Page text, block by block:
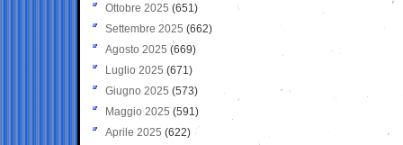
Ottobre 2025 (651)
Settembre 2025 (662)
Agosto 2025 (669)
Luglio 2025 (671)
Giugno 2025 (573)
Maggio 2025 (591)
Aprile 2025 (622)